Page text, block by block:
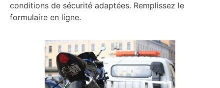
conditions de sécurité adaptées. Remplissez le
formulaire en ligne.